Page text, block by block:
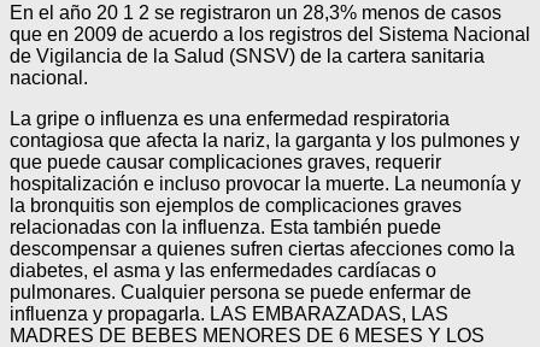
En el año 20 1 2 se registraron un 28,3% menos de casos
que en 2009 de acuerdo a los registros del Sistema Nacional
de Vigilancia de la Salud (SNSV) de la cartera sanitaria
nacional.
La gripe o influenza es una enfermedad respiratoria
contagiosa que afecta la nariz, la garganta y los pulmones y
que puede causar complicaciones graves, requerir
hospitalización e incluso provocar la muerte. La neumonía y
la bronquitis son ejemplos de complicaciones graves
relacionadas con la influenza. Esta también puede
descompensar a quienes sufren ciertas afecciones como la
diabetes, el asma y las enfermedades cardíacas o
pulmonares. Cualquier persona se puede enfermar de
influenza y propagarla. LAS EMBARAZADAS, LAS
MADRES DE BEBES MENORES DE 6 MESES Y LOS